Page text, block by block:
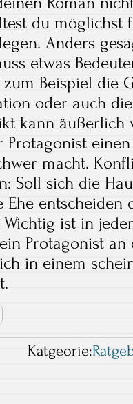
du möglichst
Anders
etwas
Beispiel die
oder auch
kann äußerlich
Protagonist
macht.
Soll sich die
Ehe entscheiden
ist in
Protagonist
in einem
Katgeorie: